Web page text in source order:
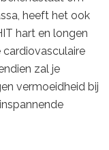
heeft het ook
hart en longen
cardiovasculaire
zal je
vermoeidheid bij